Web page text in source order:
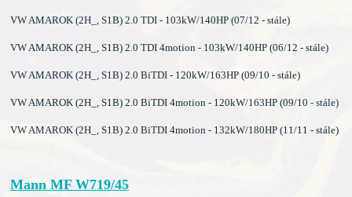
VW AMAROK (2H_, S1B) 2.0 TDI - 103kW/140HP (07/12 - stále)
VW AMAROK (2H_, S1B) 2.0 TDI 4motion - 103kW/140HP (06/12 - stále)
VW AMAROK (2H_, S1B) 2.0 BiTDI - 120kW/163HP (09/10 - stále)
VW AMAROK (2H_, S1B) 2.0 BiTDI 4motion - 120kW/163HP (09/10 - stále)
VW AMAROK (2H_, S1B) 2.0 BiTDI 4motion - 132kW/180HP (11/11 - stále)
Mann MF W719/45